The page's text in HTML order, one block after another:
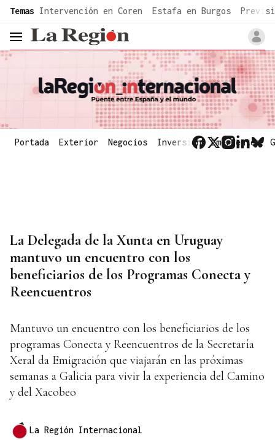
common.go-to-content
Temas Intervención en Coren Estafa en Burgos
header.menu.open
Portada Exterior Negocios Inversión Emergentes
La Delegada de la Xunta en Uruguay
mantuvo un encuentro con los
beneficiarios de los Programas Conecta y
Reencuentros
Mantuvo un encuentro con los beneficiarios de los
programas Conecta y Reencuentros de la Secretaría
Xeral da Emigración que viajarán en las próximas
semanas a Galicia para vivir la experiencia del Camino
y del Xacobeo
La Región Internacional